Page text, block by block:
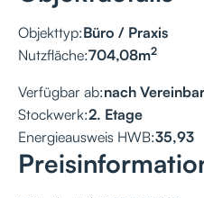
Objekttyp:Büro / Praxis
Nutzfläche:704,08m2
Verfügbar ab:nach
Stockwerk:2. Etage
Energieausweis HWB:35,93